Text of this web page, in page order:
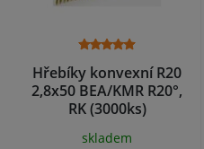
Hřebíky konvexní R20
2,8x50 BEA/KMR R20°,
RK (3000ks)
skladem